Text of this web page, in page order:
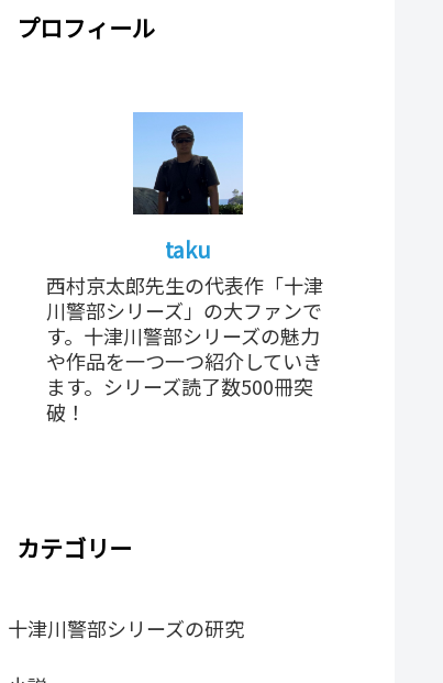
プロフィール
taku
西村京太郎先生の代表作「十津
川警部シリーズ」の大ファンで
す。十津川警部シリーズの魅力
や作品を一つ一つ紹介していき
ます。シリーズ読了数500冊突
破！
カテゴリー
十津川警部シリーズの研究